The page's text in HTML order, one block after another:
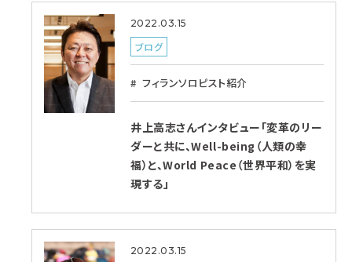
2022.03.15
ブログ
フィランソロピスト紹介
井上高志さんインタビュー「変革のリー
ダーと共に、Well-being（人類の幸
福）と、World Peace（世界平和）を実
現する」
2022.03.15